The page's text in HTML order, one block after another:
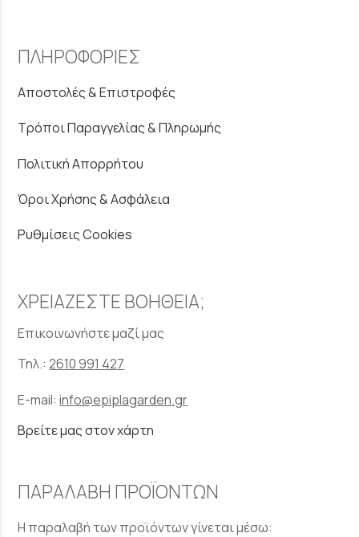
ΠΛΗΡΟΦΟΡΙΕΣ
Αποστολές & Επιστροφές
Τρόποι Παραγγελίας & Πληρωμής
Πολιτική Απορρήτου
Όροι Χρήσης & Ασφάλεια
Ρυθμίσεις Cookies
ΧΡΕΙΑΖΕΣΤΕ ΒΟΗΘΕΙΑ;
Επικοινωνήστε μαζί μας
Τηλ.:2610 991 427
E-mail:info@epiplagarden.gr
Βρείτε μας στον χάρτη
ΠΑΡΑΛΑΒΗ ΠΡΟΪΟΝΤΩΝ
Η παραλαβή των προϊόντων γίνεται μέσω: